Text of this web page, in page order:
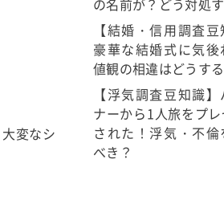
変なシ
の名前が？どう対処
【結婚・信用調査豆
豪華な結婚式に気後
値観の相違はどうす
【浮気調査豆知識
ナーから1人旅をプ
された！浮気・不倫
べき？